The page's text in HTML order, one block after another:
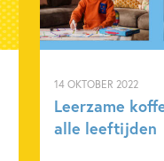
14 OKTOBER 2022
Leerzame
alle leeftijden